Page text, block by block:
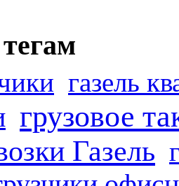
газель
грузовое
Газель